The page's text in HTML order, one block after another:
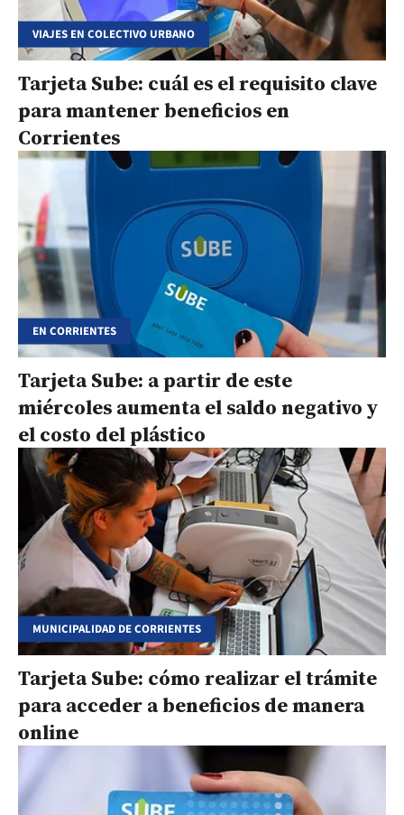
VIAJES EN COLECTIVO URBANO
Tarjeta Sube: cuál es el requisito clave
para mantener beneficios en
Corrientes
EN CORRIENTES
Tarjeta Sube: a partir de este
miércoles aumenta el saldo negativo y
el costo del plástico
MUNICIPALIDAD DE CORRIENTES
Tarjeta Sube: cómo realizar el trámite
para acceder a beneficios de manera
online